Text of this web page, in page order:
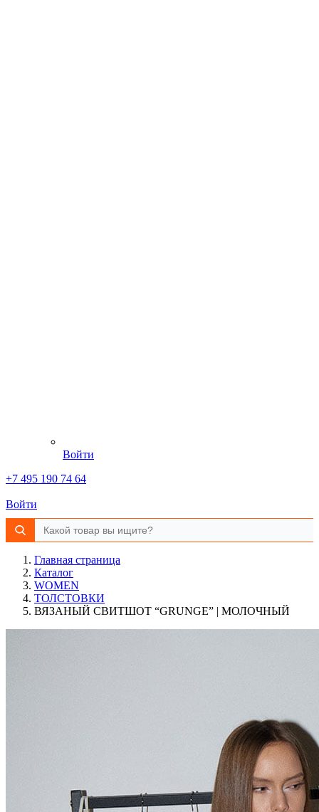
Войти
+7 495 190 74 64
Войти
Главная страница
Каталог
WOMEN
ТОЛСТОВКИ
ВЯЗАНЫЙ СВИТШОТ “GRUNGE” | МОЛОЧНЫЙ